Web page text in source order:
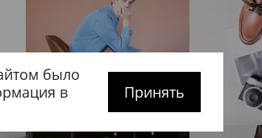
было
в
Принять